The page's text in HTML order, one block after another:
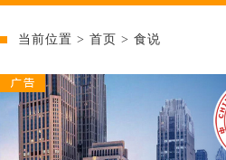
当前位置 > 首页 > 食说